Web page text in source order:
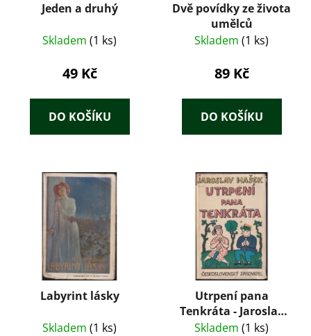
Jeden a druhý
Skladem (1 ks)
49 Kč
DO KOŠÍKU
Dvě povídky ze života
umělců
Skladem (1 ks)
89 Kč
DO KOŠÍKU
Labyrint lásky
Skladem (1 ks)
Utrpení pana
Tenkráta - Jaroslav
Hašek
Skladem (1 ks)